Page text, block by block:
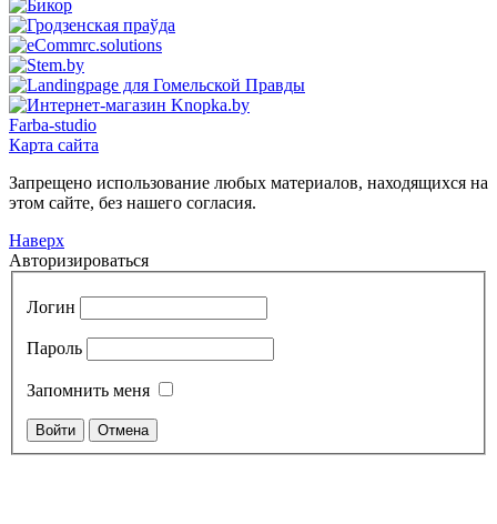
Farba-studio
Карта сайта
Запрещено использование любых материалов, находящихся на
этом сайте, без нашего согласия.
Наверх
Авторизироваться
Логин
Пароль
Запомнить меня